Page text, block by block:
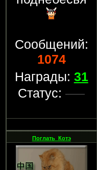
Сообщений:
1074
Награды: 31
Статус:
Поглать_Котэ